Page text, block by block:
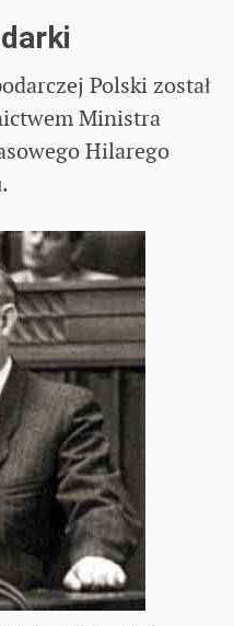
Polski został
Ministra
Hilarego